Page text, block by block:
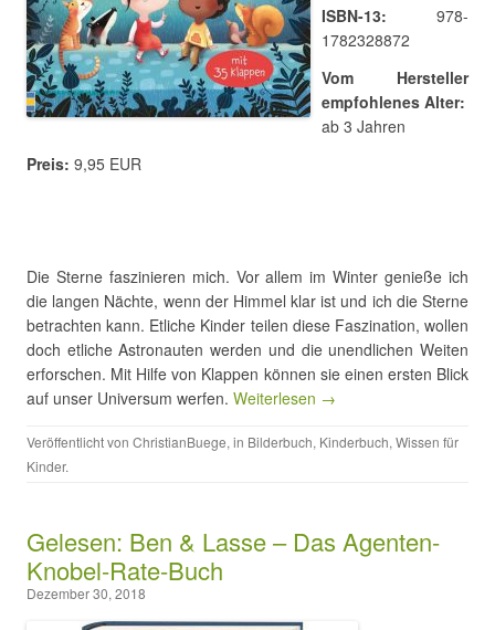
ISBN-13: 978-
1782328872
Vom Hersteller
empfohlenes Alter:
ab 3 Jahren
Preis: 9,95 EUR
Die Sterne faszinieren mich. Vor allem im Winter genieße ich
die langen Nächte, wenn der Himmel klar ist und ich die Sterne
betrachten kann. Etliche Kinder teilen diese Faszination, wollen
doch etliche Astronauten werden und die unendlichen Weiten
erforschen. Mit Hilfe von Klappen können sie einen ersten Blick
auf unser Universum werfen. Weiterlesen →
Veröffentlicht von ChristianBuege, in Bilderbuch, Kinderbuch, Wissen für
Kinder.
Gelesen: Ben & Lasse – Das Agenten-
Knobel-Rate-Buch
Dezember 30, 2018